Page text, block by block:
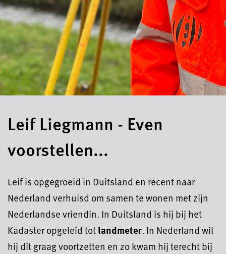
Leif Liegmann - Even
voorstellen...
Leif is opgegroeid in Duitsland en recent naar
Nederland verhuisd om samen te wonen met zijn
Nederlandse vriendin. In Duitsland is hij bij het
Kadaster opgeleid totlandmeter. In Nederland wil
hij dit graag voortzetten en zo kwam hij terecht bij